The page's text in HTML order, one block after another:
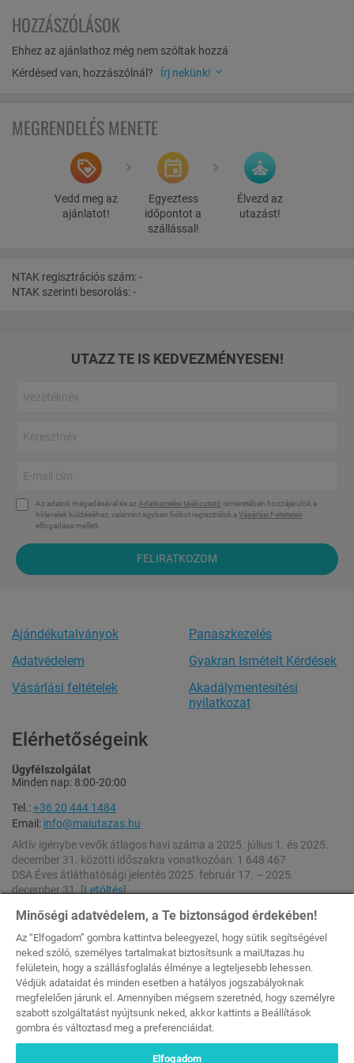
179 900 Ft
biztonságos környezetben, játszva tanulnak és szórakoznak, a
szülőknek is marad ideje a feltöltődésre.
A Sonnentherme Lutzmannsburg, Európa vezető baba- és
kisgyermekfürdője, közvetlenül elérhető a szállodából egy fűtött,
élményelemmel várja a családokat. A legkisebbek a baby world
vagy a baby beach területen pihenhetnek, míg a nagyobb
gyermekek a fun world és a speed world izgalmas csúszdáival,
például Ausztria leghosszabb vízicsúszdájával és a világ
legnagyobb virtuális valóság csúszdájával, a Space Twisterrel
hajszolhatják az adrenalint. A kényeztetésre vágyóknak a sauna
world és beauty world szolgáltatásai ígérnek önfeledt pillanatokat.
Kicsiknek és nagyoknak szóló vízi világok mellett baba-mamaszoba,
HOZZÁSZÓLÁSOK
Ehhez az ajánlathoz még nem szóltak hozzá
Kérdésed van, hozzászólnál?
Írj nekünk!
MEGRENDELÉS MENETE
Vedd meg az
ajánlatot!
Egyeztess
időpontot a
szállással!
Élvezd az
utazást!
NTAK regisztrációs szám: -
NTAK szerinti besorolás: -
179 900 Ft
UTAZZ TE IS KEDVEZMÉNYESEN!
Az adatok megadásával és az Adatkezelési tájékoztató ismeretében hozzájárulok a
hírlevelek küldéséhez, valamint egyben fiókot regisztrálok aVásárlási Feltételek
elfogadása mellett.
FELIRATKOZOM
Ajándékutalványok
Adatvédelem
Vásárlási feltételek
Panaszkezelés
Gyakran Ismételt Kérdések
Akadálymentesítési
nyilatkozat
Elérhetőségeink
Ügyfélszolgálat
Minden nap: 8:00-20:00
Tel.:+36 20 444 1484
Email: info@maiutazas.hu
Aktív igénybe vevők átlagos havi száma a 2025. július 1. és 2025.
december 31. közötti időszakra vonatkozóan: 1 648 467
DSA Éves átláthatósági jelentés 2025. február 17. – 2025.
december 31. [Letöltés]
16. [Letöltés]
A weboldalon feltüntetett kedvezmények a szállások napi szobaáraiból (rack
rate) számolódnak.
Minden Jog Fenntartva © 2026 maiutazas.hu (MKEH Engedélyszám: U-
002044 [Szallas Group Zrt.])
Minőségi adatvédelem, a Te biztonságod érdekében!
Az “Elfogadom” gombra kattintva beleegyezel, hogy sütik segítségével
neked szóló, személyes tartalmakat biztosítsunk a maiUtazas.hu
felületein, hogy a szállásfoglalás élménye a legteljesebb lehessen.
Védjük adataidat és minden esetben a hatályos jogszabályoknak
megfelelően járunk el. Amennyiben mégsem szeretnéd, hogy személyre
szabott szolgáltatást nyújtsunk neked, akkor kattints a Beállítások
gombra és változtasd meg a preferenciáidat.
Elfogadom